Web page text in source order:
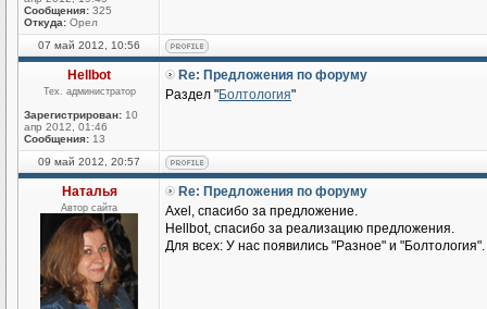
Сообщения: 325
Откуда: Орел
07 май 2012, 10:56
Hellbot
Тех. администратор
Зарегистрирован: 10
апр 2012, 01:46
Сообщения: 13
Re: Предложения по форуму
Раздел "Болтология"
09 май 2012, 20:57
Наталья
Автор сайта
Re: Предложения по форуму
Axel, спасибо за предложение.
Hellbot, спасибо за реализацию предложения.
Для всех: У нас появились "Разное" и "Болтология".